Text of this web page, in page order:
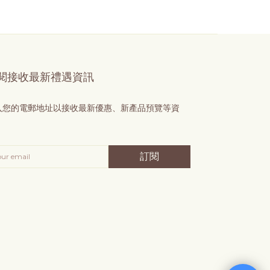
接收最新禮遇資訊
您的電郵地址以接收最新優惠、新產品預覽等資
訂閱